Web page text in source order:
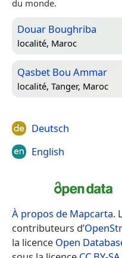
du monde.
Douar Boughriba
localité, Maroc
Qasbet Bou Ammar
localité, Tanger, Maroc
Deutsch
English
À propos de Mapcarta.
contributeurs d’
la licence Open